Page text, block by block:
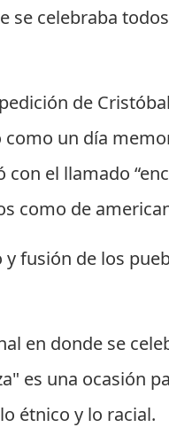
se celebraba
de
como un día
el llamado
como de
fusión de los
en donde se
es una ocasión
étnico y lo racial.